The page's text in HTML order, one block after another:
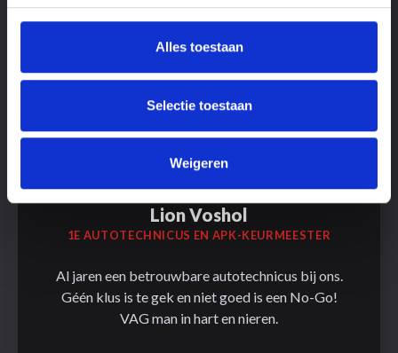
Alles toestaan
Selectie toestaan
Weigeren
Lion Voshol
1E AUTOTECHNICUS EN APK-KEURMEESTER
Al jaren een betrouwbare autotechnicus bij ons.
Géén klus is te gek en niet goed is een No-Go!
VAG man in hart en nieren.